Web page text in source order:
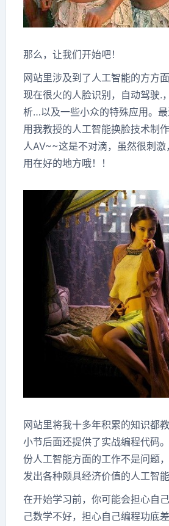
那么，让我们开始吧！
网站里涉及到了人工智能的方方
现在很火的人脸识别，自动驾驶.
析…以及一些小众的特殊应用。最
用我教授的人工智能换脸技术制
人AV~~这是不对滴，虽然很刺
用在好的地方哦！！
网站里将我十多年积累的知识都
小节后面还提供了实战编程代码
份人工智能方面的工作不是问题
发出各种颇具经济价值的人工智能
在开始学习前，你可能会担心自
己数学不好，担心自己编程功底